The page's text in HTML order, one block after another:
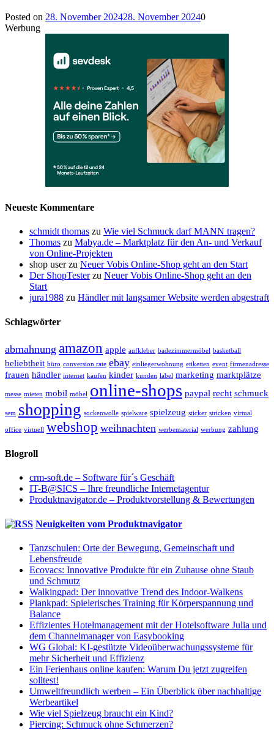
Posted on 28. November 202428. November 20240
Werbung
Neueste Kommentare
schmidt thomas zu Wie viel Schmuck darf MANN tragen?
Thomas zu Mabya.de – Marktplatz für den An- und Verkauf
von Online-Projekten
shop userzu Neuer Vobis Online-Shop geht an den Start
Der ShopTesterzu Neuer Vobis Online-Shop geht an den
Start
jura1988 zu Händler mit langsamer Website werden abgestraft
Schlagwörter
abmahnung amazon apple aufkleber badezimmermöbel basketball
beliebtheit büro conversion rate ebay einliegerwohnung etiketten event firmenadresse
frauen händler internet kaufen kinder kunden label marketing marktplätze
messe mieten mobil möbel online-shops paypal recht schmuck
sem shopping sockenwolle spielware spielzeug sticker stricken virtual
office virtuell webshop weihnachten werbematerial werbung zahlung
Blogroll
crm-soft.de – Software für´s Geschäft
IT-B@SICS – Ihre freundliche Internetagentur
Produktnavigator.de – Produktvorstellung & Bewertungen
Neuigkeiten vom Produktnavigator
Tanzschulen: Orte der Bewegung, Gemeinschaft und
Lebensfreude
Ecovacs: Innovative Produkte für ein Zuhause ohne Staub
und Schmutz
Walkingpad: Der innovative Trend des Indoor-Walkens
Plankpad: Spielerisches Training für Körperspannung und
Balance
Effizientes Hotelmanagement mit der Hotelsoftware Julia und
dem Channelmanager von Easybooking
WG Global: KI-gestützte Videoüberwachungssysteme für
mehr Sicherheit und Effizienz
Ein Ferienhaus online kaufen: Warum Du jetzt zugreifen
solltest!
Umweltfreundlich werben – Ein Überblick über nachhaltige
Werbeartikel
Wie viel Spielzeug braucht ein Kind?
Piercing: Schmuck ohne Schmerzen?